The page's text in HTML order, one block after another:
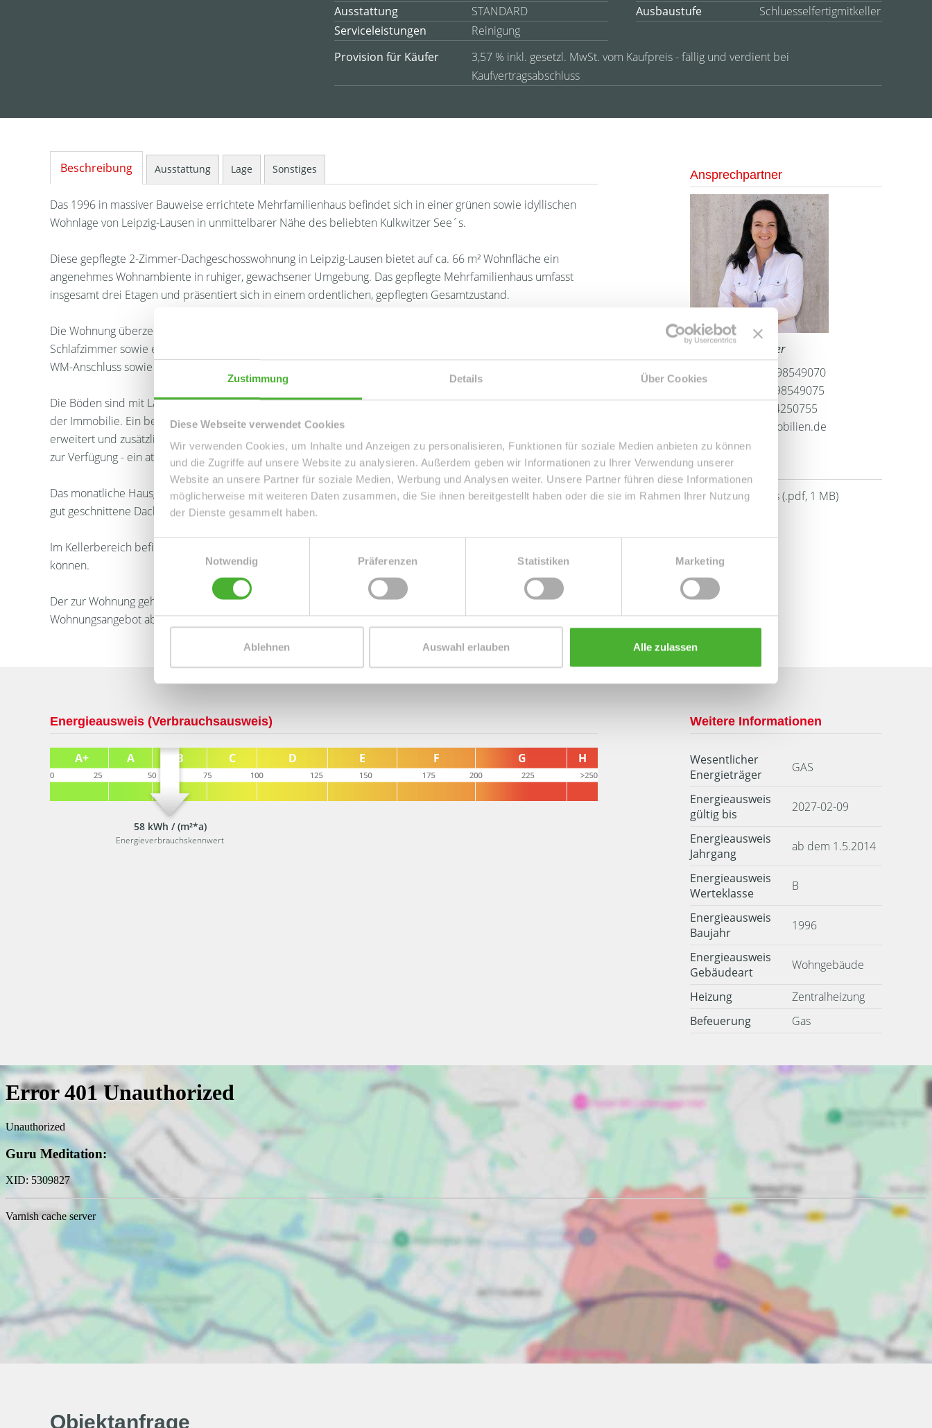
Zustimmung Details Über Cookies
Diese Webseite verwendet Cookies
Wir verwenden Cookies, um Inhalte und Anzeigen zu personalisieren, Funktionen für soziale Medien anbieten zu können
und die Zugriffe auf unsere Website zu analysieren. Außerdem geben wir Informationen zu Ihrer Verwendung unserer
Website an unsere Partner für soziale Medien, Werbung und Analysen weiter. Unsere Partner führen diese Informationen
möglicherweise mit weiteren Daten zusammen, die Sie ihnen bereitgestellt haben oder die sie im Rahmen Ihrer Nutzung
der Dienste gesammelt haben.
Notwendig
Präferenzen Statistiken Marketing
Ablehnen Auswahl erlauben Alle zulassen
Ausstattung
STANDARD Ausbaustufe
Schluesselfertigmitkeller
Serviceleistungen
Reinigung
Provision für Käufer
3,57 % inkl. gesetzl. MwSt. vom Kaufpreis - fällig und verdient bei
Kaufvertragsabschluss
Beschreibung Ausstattung Lage Sonstiges
Das 1996 in massiver Bauweise errichtete Mehrfamilienhaus befindet sich in einer grünen sowie idyllischen
Wohnlage von Leipzig-Lausen in unmittelbarer Nähe des beliebten Kulkwitzer See´s.
Diese gepflegte 2-Zimmer-Dachgeschosswohnung in Leipzig-Lausen bietet auf ca. 66 m² Wohnfläche ein
angenehmes Wohnambiente in ruhiger, gewachsener Umgebung. Das gepflegte Mehrfamilienhaus umfasst
insgesamt drei Etagen und präsentiert sich in einem ordentlichen, gepflegten Gesamtzustand.
Die Wohnung überzeugt durch einen praktischen Grundriss mit einem hellen Wohnbereich, einem separaten
Schlafzimmer sowie einer gut geschnittenen Küche, einem zweckmäßigem Bad inkl. Wanne, Waschtisch, WC,
WM-Anschluss sowie einem Abstellraum.
Die Böden sind mit Laminat und Fliesen ausgestattet und unterstreichen den funktionalen, zeitlosen Charakter
der Immobilie. Ein besonderes Plus ist die vorhandene Terrasse, die den Wohnraum angenehm nach außen
erweitert und zusätzlichen Freiraum für entspannte Stunden bietet. Darüber hinaus steht eine Gartennutzung
zur Verfügung - ein attraktives Merkmal, das in dieser Lage nicht selbstverständlich ist.
Das monatliche Hausgeld beträgt 290,00 EUR. Die Wohnung eignet sich hervorragend für alle, die eine solide,
gut geschnittene Dachgeschosswohnung in Leipzig kaufen möchten.
Im Kellerbereich befindet sich ein Fahrrad- und Trockenraum, welche alle Bewohner des Hauses nutzen
können.
Der zur Wohnung gehörende Tiefgaragenstellplatz sowie das Kellerabteil runden das attraktive
Wohnungsangebot ab.
Ansprechpartner
Frau Peggy Günther
Telefon: 004934298549070
Telefax: 004934298549075
Mobil: 004915254250755
info@le-apis-immobilien.de
Downloads
Energieausweis (.pdf, 1 MB)
Energieausweis (Verbrauchsausweis)
58 kWh / (m²*a)
Energieverbrauchskennwert
Weitere Informationen
Wesentlicher
Energieträger
GAS
Energieausweis
gültig bis
2027-02-09
Energieausweis
Jahrgang
ab dem 1.5.2014
Energieausweis
Werteklasse
B
Energieausweis
Baujahr
1996
Energieausweis
Gebäudeart
Wohngebäude
Heizung
Zentralheizung
Befeuerung
Gas
Objektanfrage